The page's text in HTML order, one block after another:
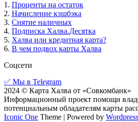
1. Проценты на остаток
2. Начисление кэшбэка
3. Снятие наличных
4. Подписка Халва.Десятка
5. Халва или кредитная карта?
6. В чем подвох карты Халва
Соцсети
✅ Мы в Telegram
2024 © Карта Халва от «Совкомбанк»
Информационный проект помощи
потенциальным обладателям карты
Iconic One Theme | Powered by Wordpress